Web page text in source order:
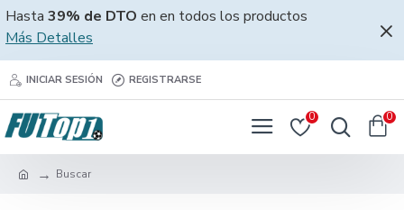
Hasta 39% de DTO en en todos los productos
Más Detalles
INICIAR SESIÓN REGISTRARSE
0 0
Buscar